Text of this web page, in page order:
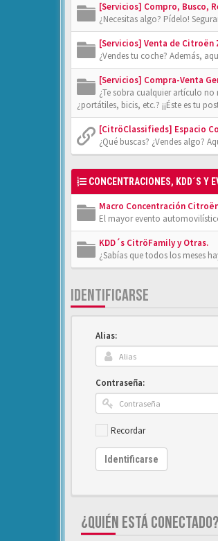
[Servicios] Compro, Busco,
¿Necesitas algo? Pídelo!
[Servicios] Venta de Citroën
¿Vendes tu coche? Además,
[Servicios] Compra-Venta
¿Te sobra cualquier artículo
¿portátiles, bicis, etc.? ¡¡Éste es tu
[CitröClassifieds] Espacio
¿Qué buscas? ¿Vendes algo?
CONCENTRACIONES, KDD´S Y
Macro Concentración
El mayor evento
KDD´s CitröFamily y Otras.
¿Sabías que todos los meses
IDENTIFICARSE
Alias:
Contraseña:
Recordar
Identificarse
¿QUIÉN ESTÁ CONECTADO?